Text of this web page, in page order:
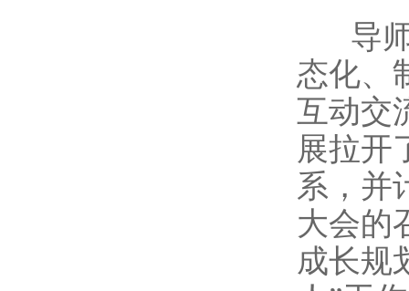
导
态化、
互动交
展拉开
系，并
大会的
成长规